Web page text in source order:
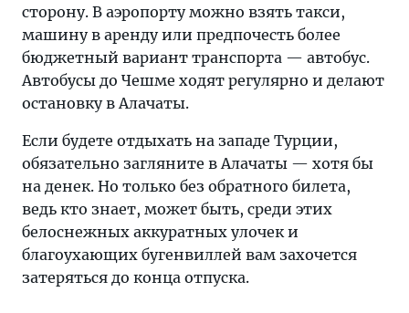
сторону. В аэропорту можно взять такси,
машину в аренду или предпочесть более
бюджетный вариант транспорта — автобус.
Автобусы до Чешме ходят регулярно и делают
остановку в Алачаты.
Если будете отдыхать на западе Турции,
обязательно загляните в Алачаты — хотя бы
на денек. Но только без обратного билета,
ведь кто знает, может быть, среди этих
белоснежных аккуратных улочек и
благоухающих бугенвиллей вам захочется
затеряться до конца отпуска.